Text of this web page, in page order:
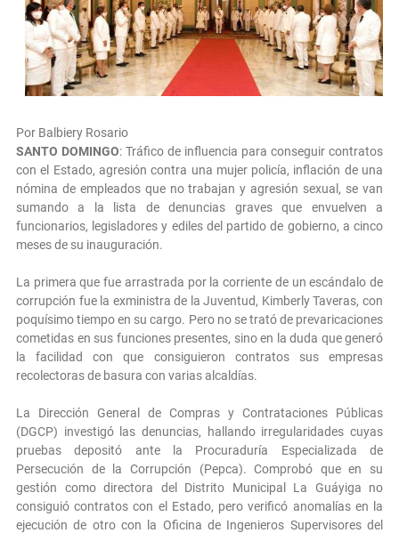
Por Balbiery Rosario
SANTO DOMINGO: Tráfico de influencia para conseguir contratos
con el Estado, agresión contra una mujer policía, inflación de una
nómina de empleados que no trabajan y agresión sexual, se van
sumando a la lista de denuncias graves que envuelven a
funcionarios, legisladores y ediles del partido de gobierno, a cinco
meses de su inauguración.
La primera que fue arrastrada por la corriente de un escándalo de
corrupción fue la exministra de la Juventud, Kimberly Taveras, con
poquísimo tiempo en su cargo. Pero no se trató de prevaricaciones
cometidas en sus funciones presentes, sino en la duda que generó
la facilidad con que consiguieron contratos sus empresas
recolectoras de basura con varias alcaldías.
La Dirección General de Compras y Contrataciones Públicas
(DGCP) investigó las denuncias, hallando irregularidades cuyas
pruebas depositó ante la Procuraduría Especializada de
Persecución de la Corrupción (Pepca). Comprobó que en su
gestión como directora del Distrito Municipal La Guáyiga no
consiguió contratos con el Estado, pero verificó anomalías en la
ejecución de otro con la Oficina de Ingenieros Supervisores del